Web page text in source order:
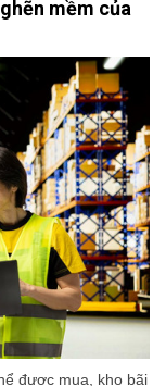
mềm của
được mua, kho bãi